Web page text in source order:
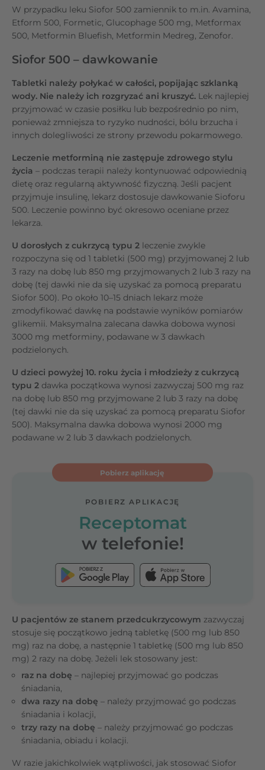
W przypadku leku Siofor 500 zamiennik to m.in. Avamina,
Etform 500, Formetic, Glucophage 500 mg, Metformax
500, Metformin Bluefish, Metformin Medreg, Zenofor.
Siofor 500 – dawkowanie
Tabletki należy połykać w całości, popijając szklanką
wody. Nie należy ich rozgryzać ani kruszyć. Lek najlepiej
przyjmować w czasie posiłku lub bezpośrednio po nim,
ponieważ zmniejsza to ryzyko nudności, bólu brzucha i
innych dolegliwości ze strony przewodu pokarmowego.
Leczenie metforminą nie zastępuje zdrowego stylu
życia – podczas terapii należy kontynuować odpowiednią
dietę oraz regularną aktywność fizyczną. Jeśli pacjent
przyjmuje insulinę, lekarz dostosuje dawkowanie Sioforu
500. Leczenie powinno być okresowo oceniane przez
lekarza.
U dorosłych z cukrzycą typu 2 leczenie zwykle
rozpoczyna się od 1 tabletki (500 mg) przyjmowanej 2 lub
3 razy na dobę lub 850 mg przyjmowanych 2 lub 3 razy na
dobę (tej dawki nie da się uzyskać za pomocą preparatu
Siofor 500). Po około 10–15 dniach lekarz może
zmodyfikować dawkę na podstawie wyników pomiarów
glikemii. Maksymalna zalecana dawka dobowa wynosi
3000 mg metforminy, podawane w 3 dawkach
podzielonych.
U dzieci powyżej 10. roku życia i młodzieży z cukrzycą
typu 2 dawka początkowa wynosi zazwyczaj 500 mg raz
na dobę lub 850 mg przyjmowane 2 lub 3 razy na dobę
(tej dawki nie da się uzyskać za pomocą preparatu Siofor
500). Maksymalna dawka dobowa wynosi 2000 mg
podawane w 2 lub 3 dawkach podzielonych.
Pobierz aplikację
POBIERZ APLIKACJĘ
Receptomat
w telefonie!
U pacjentów ze stanem przedcukrzycowym zazwyczaj
stosuje się początkowo jedną tabletkę (500 mg lub 850
mg) raz na dobę, a następnie 1 tabletkę (500 mg lub 850
mg) 2 razy na dobę. Jeżeli lek stosowany jest:
raz na dobę – najlepiej przyjmować go podczas
śniadania,
dwa razy na dobę – należy przyjmować go podczas
śniadania i kolacji,
trzy razy na dobę – należy przyjmować go podczas
śniadania, obiadu i kolacji.
W razie jakichkolwiek wątpliwości, jak stosować Siofor